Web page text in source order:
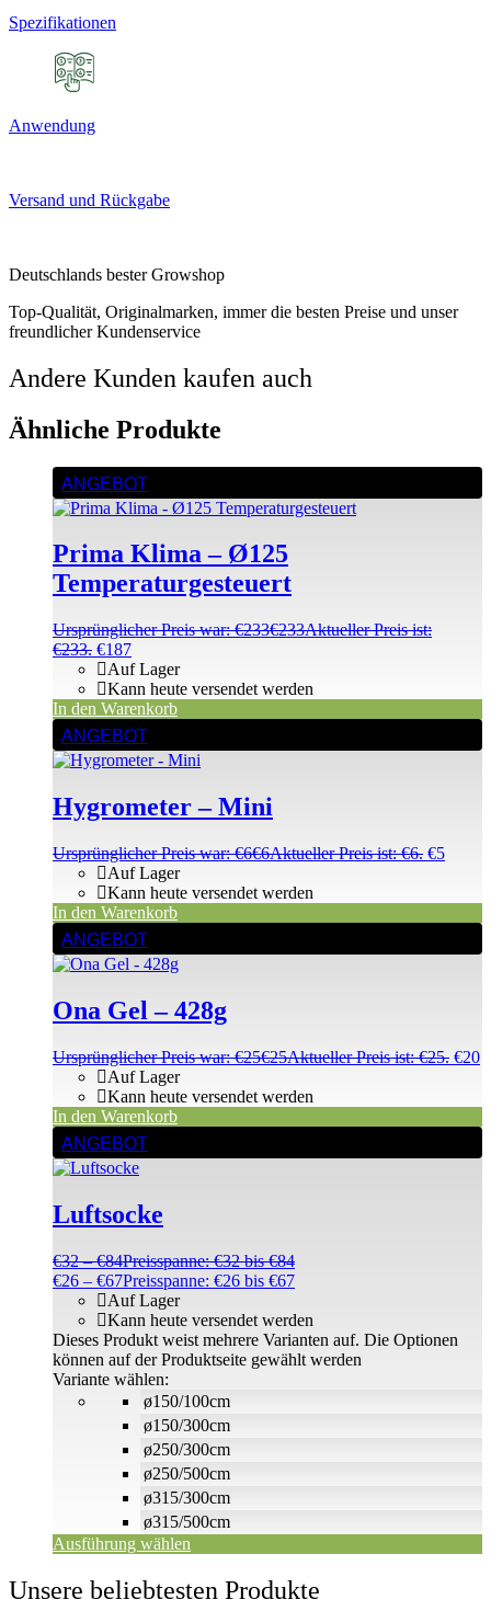
Spezifikationen
Anwendung
Versand und Rückgabe
Deutschlands bester Growshop
Top-Qualität, Originalmarken, immer die besten Preise und unser
freundlicher Kundenservice
Andere Kunden kaufen auch
Ähnliche Produkte
ANGEBOT
Prima Klima – Ø125
Temperaturgesteuert
Ursprünglicher Preis war: €233€233Aktueller Preis ist:
€233. €187
Auf Lager
Kann heute versendet werden
In den Warenkorb
ANGEBOT
Hygrometer – Mini
Ursprünglicher Preis war: €6€6Aktueller Preis ist: €6. €5
Auf Lager
Kann heute versendet werden
In den Warenkorb
ANGEBOT
Ona Gel – 428g
Ursprünglicher Preis war: €25€25Aktueller Preis ist: €25. €20
Auf Lager
Kann heute versendet werden
In den Warenkorb
ANGEBOT
Luftsocke
€32 –€84Preisspanne: €32 bis €84
€26 – €67Preisspanne: €26 bis €67
ø150/100cm
ø150/300cm
ø250/300cm
ø250/500cm
ø315/300cm
ø315/500cm
Auf Lager
Kann heute versendet werden
Variante wählen:
Ausführung wählen
Dieses Produkt weist mehrere Varianten auf. Die Optionen
können auf der Produktseite gewählt werden
Unsere beliebtesten Produkte